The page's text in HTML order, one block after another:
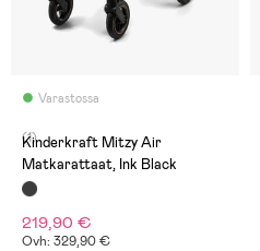
Varastossa
(1)
Kinderkraft Mitzy Air
Matkarattaat, Ink Black
219,90 €
Ovh: 329,90 €